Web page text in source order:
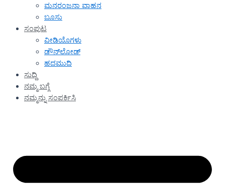
ಮನರಂಜನಾ ವಾಹನ
ಬೂಸು
ಸಂಪುಟ
ವೀಡಿಯೊಗಳು
ಡೌನ್‌ಲೋಡ್
ಹದಮುದಿ
ಸುದ್ದಿ
ನಮ್ಮ ಬಗ್ಗೆ
ನಮ್ಮನ್ನು ಸಂಪರ್ಕಿಸಿ